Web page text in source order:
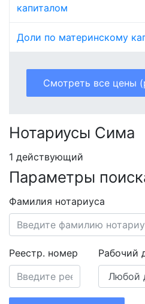
капиталом
Доли по материнскому
Смотреть все цены
Нотариусы Сима
1 действующий
Параметры
Фамилия нотариуса
Реестр. номер Рабочий